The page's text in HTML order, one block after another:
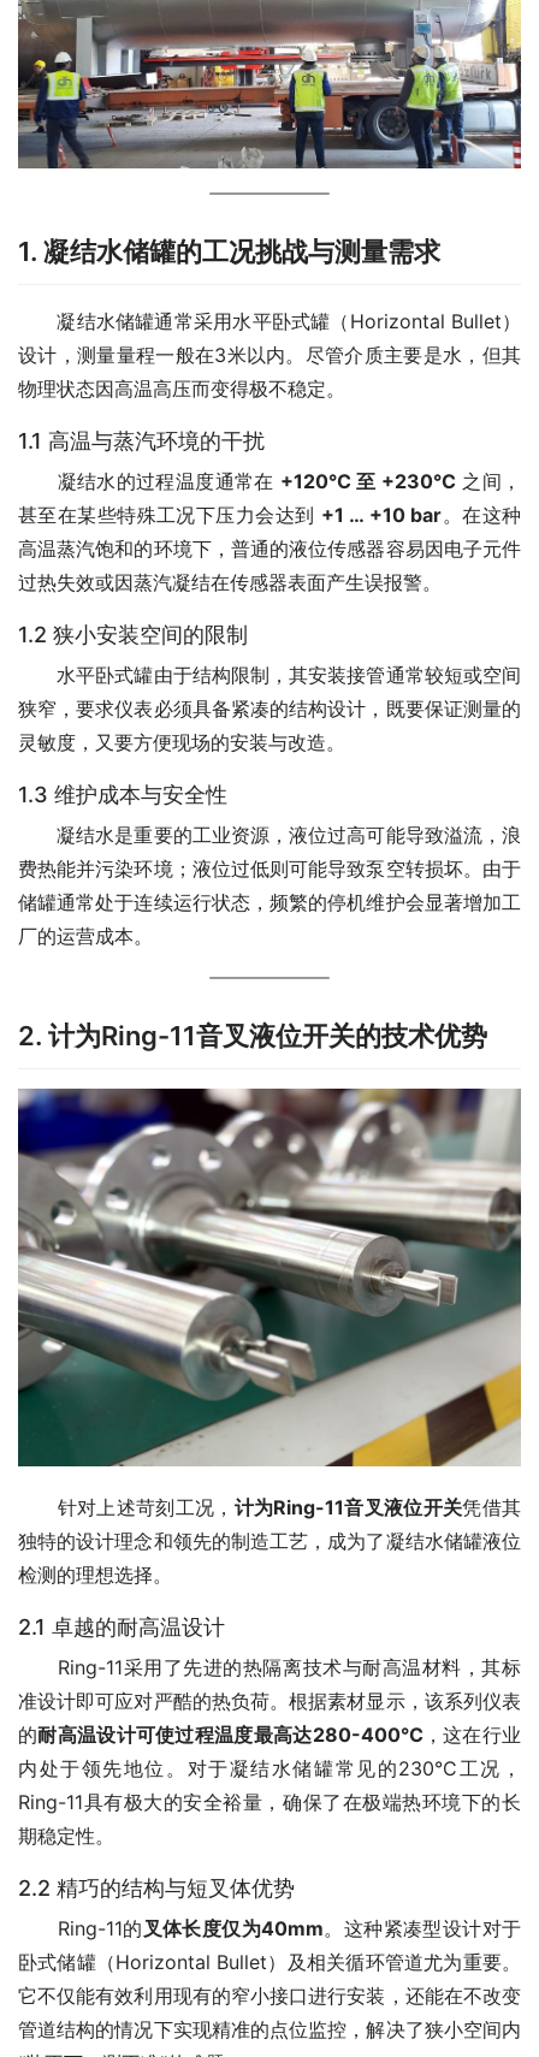
1. 凝结水储罐的工况挑战与测量需求
凝结水储罐通常采用水平卧式罐（Horizontal Bullet）
设计，测量量程一般在3米以内。尽管介质主要是水，但其
物理状态因高温高压而变得极不稳定。
1.1 高温与蒸汽环境的干扰
凝结水的过程温度通常在 +120°C 至 +230°C 之间，
甚至在某些特殊工况下压力会达到 +1 … +10 bar。在这种
高温蒸汽饱和的环境下，普通的液位传感器容易因电子元件
过热失效或因蒸汽凝结在传感器表面产生误报警。
1.2 狭小安装空间的限制
水平卧式罐由于结构限制，其安装接管通常较短或空间
狭窄，要求仪表必须具备紧凑的结构设计，既要保证测量的
灵敏度，又要方便现场的安装与改造。
1.3 维护成本与安全性
凝结水是重要的工业资源，液位过高可能导致溢流，浪
费热能并污染环境；液位过低则可能导致泵空转损坏。由于
储罐通常处于连续运行状态，频繁的停机维护会显著增加工
厂的运营成本。
2. 计为Ring-11音叉液位开关的技术优势
针对上述苛刻工况， 计为Ring-11音叉液位开关凭借其
独特的设计理念和领先的制造工艺，成为了凝结水储罐液位
检测的理想选择。
2.1 卓越的耐高温设计
Ring-11采用了先进的热隔离技术与耐高温材料，其标
准设计即可应对严酷的热负荷。根据素材显示，该系列仪表
的耐高温设计可使过程温度最高达280-400°C，这在行业
内处于领先地位。对于凝结水储罐常见的230°C工况，
Ring-11具有极大的安全裕量，确保了在极端热环境下的长
期稳定性。
2.2 精巧的结构与短叉体优势
Ring-11的叉体长度仅为40mm。这种紧凑型设计对于
卧式储罐（Horizontal Bullet）及相关循环管道尤为重要。
它不仅能有效利用现有的窄小接口进行安装，还能在不改变
管道结构的情况下实现精准的点位监控，解决了狭小空间内